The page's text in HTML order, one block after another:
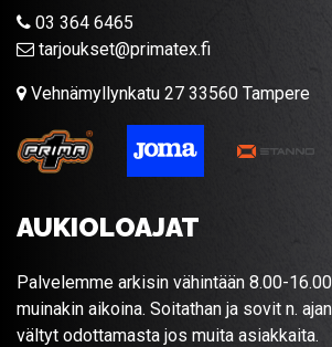
03 364 6465
tarjoukset@primatex.fi
Vehnämyllynkatu 27 33560 Tampere
AUKIOLOAJAT
Palvelemme arkisin vähintään 8.00-
muinakin aikoina. Soitathan ja sovit n.
vältyt odottamasta jos muita asiakkaita.